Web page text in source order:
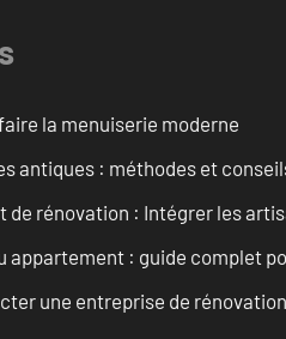
la menuiserie moderne
antiques : méthodes et
de rénovation : Intégrer les
appartement : guide complet
une entreprise de